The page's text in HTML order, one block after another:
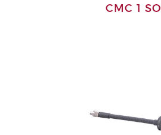
CMC 1 SO